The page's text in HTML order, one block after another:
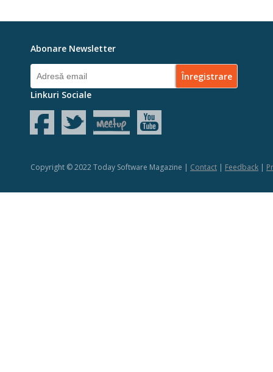
Abonare Newsletter
Linkuri Sociale
Copyright © 2022 Today Software Magazine | Contact | Feedback |